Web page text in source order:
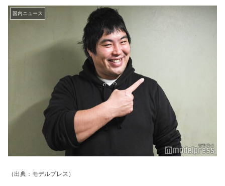
国内ニュース
（出典： モデルプレス ）